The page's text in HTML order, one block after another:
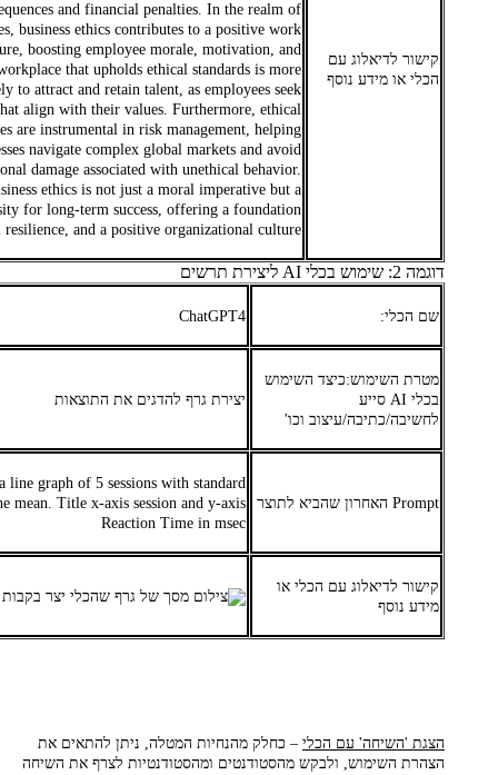
קישור לדיאלוג עם
הכלי או מידע נוסף
and financial penalties. In the realm of
business ethics contributes to a positive work
boosting employee morale, motivation, and
that upholds ethical standards is more
to attract and retain talent, as employees seek
align with their values. Furthermore, ethical
are instrumental in risk management, helping
navigate complex global markets and avoid
damage associated with unethical behavior.
ethics is not just a moral imperative but a
for long-term success, offering a foundation
and a positive organizational culture.
דוגמה 2: שימוש בכלי AI ליצירת תרשים
שם הכלי: ChatGPT4
מטרת השימוש:כיצד השימוש
בכלי AI סייע
לחשיבה/כתיבה/עיצוב וכו'
יצירת גרף להדגים את התוצאות
Prompt האחרון שהביא לתוצר
line graph of 5 sessions with standard
mean. Title x-axis session and y-axis
Reaction Time in msec
קישור לדיאלוג עם הכלי או
מידע נוסף
הצגת 'השיחה' עם הכלי – כחלק מהנחיות המטלה, ניתן להתאים את
הצהרת השימוש, ולבקש מהסטודנטים ומהסטודנטיות לצרף את השיחה